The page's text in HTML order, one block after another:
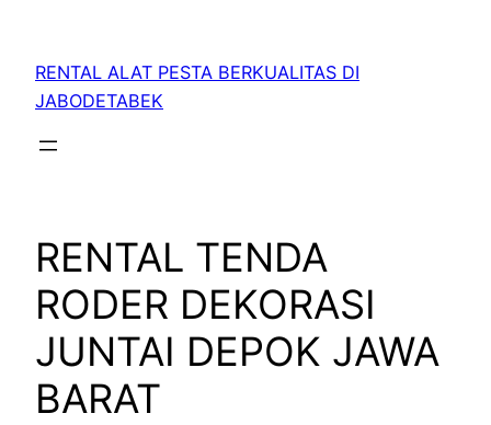
RENTAL ALAT PESTA BERKUALITAS DI
JABODETABEK
RENTAL TENDA
RODER DEKORASI
JUNTAI DEPOK JAWA
BARAT